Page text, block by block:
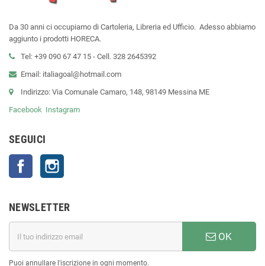
Da 30 anni ci occupiamo di Cartoleria, Libreria ed Ufficio. Adesso abbiamo
aggiunto i prodotti HORECA.
Tel: +39 090 67 47 15 - Cell. 328 2645392
Email: italiagoal@hotmail.com
Indirizzo: Via Comunale Camaro, 148, 98149 Messina ME
Facebook Instagram
SEGUICI
Facebook
NEWSLETTER
OK
Puoi annullare l'iscrizione in ogni momento.